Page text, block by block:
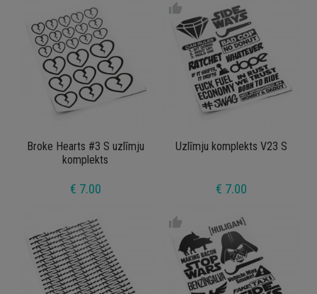
Broke Hearts #3 S uzlīmju
komplekts
€ 7.00
Uzlīmju komplekts V23 S
€ 7.00
thumb_up
thumb_up